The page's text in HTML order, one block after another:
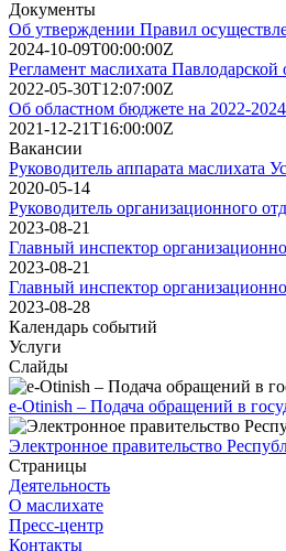
Документы
Об утверждении Правил
2024-10-09T00:00:00Z
Регламент маслихата Павлодарской
2022-05-30T12:07:00Z
Об областном бюджете на 2022-
2021-12-21T16:00:00Z
Вакансии
Руководитель аппарата маслихата
2020-05-14
Руководитель организационного
2023-08-21
Главный инспектор
2023-08-21
Главный инспектор
2023-08-28
Календарь событий
Услуги
Слайды
e-Otinish – Подача обращений в
Электронное правительство
Страницы
Деятельность
О маслихате
Пресс-центр
Контакты